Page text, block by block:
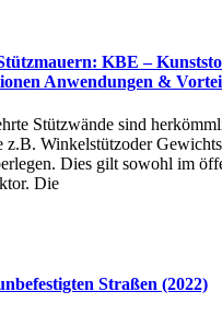
KBE –
Anwendungen &
Stützwände sind
Winkelstützoder
Dies gilt sowohl im
Die
Straßen (2022)